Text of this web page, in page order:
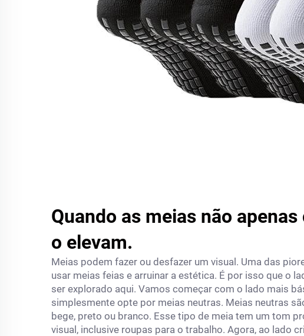
Quando as meias não
o elevam.
Meias podem fazer ou desfazer um visual. Uma das
usar meias feias e arruinar a estética. É por isso que o
ser explorado aqui. Vamos começar com o lado mais
simplesmente opte por meias neutras. Meias neutras
bege, preto ou branco. Esse tipo de meia tem um tom
visual, inclusive roupas para o trabalho. Agora, ao lado